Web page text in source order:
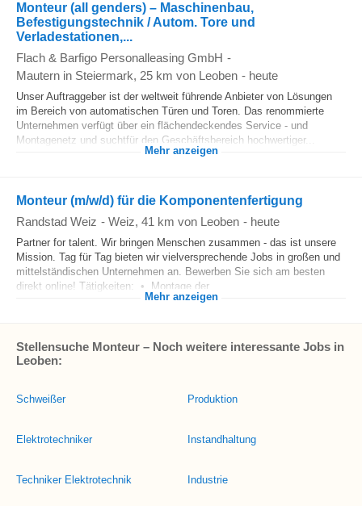
Monteur (all genders) – Maschinenbau,
Befestigungstechnik / Autom. Tore und
Verladestationen,...
Flach & Barfigo Personalleasing GmbH -
Mautern in Steiermark, 25 km von Leoben - heute
Unser Auftraggeber ist der weltweit führende Anbieter von Lösungen
im Bereich von automatischen Türen und Toren. Das renommierte
Unternehmen verfügt über ein flächendeckendes Service - und
Montagenetz und suchtfür den Geschäftsbereich hochwertiger...
Mehr anzeigen
Monteur (m/w/d) für die Komponentenfertigung
Randstad Weiz - Weiz, 41 km von Leoben - heute
Partner for talent. Wir bringen Menschen zusammen - das ist unsere
Mission. Tag für Tag bieten wir vielversprechende Jobs in großen und
mittelständischen Unternehmen an. Bewerben Sie sich am besten
direkt online! Tätigkeiten: • Montage der...
Mehr anzeigen
Stellensuche Monteur – Noch weitere interessante Jobs in
Leoben:
Schweißer
Elektrotechniker
Techniker Elektrotechnik
Produktion
Instandhaltung
Industrie